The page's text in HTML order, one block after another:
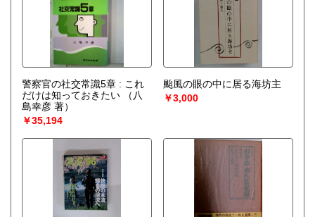
警察官の社交常識5章 : これ
だけは知っておきたい
（八
島幸彦 著）
￥35,194
颱風の眼の中に居る海坊主
￥3,000